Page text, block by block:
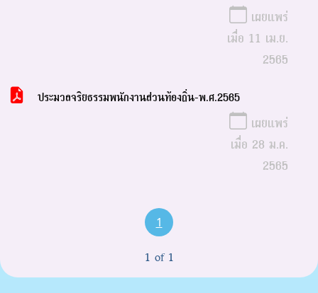
เผยแพร่
เมื่อ 11 เม.ย.
2565
ประมวลจริยธรรมพนักงานส่วนท้องถิ่น-พ.ศ.2565
เผยแพร่
เมื่อ 28 ม.ค.
2565
1
1 of 1